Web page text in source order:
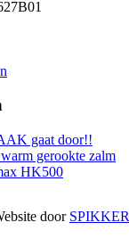
gaat door!!
gerookte zalm
HK500
door SPIKKER